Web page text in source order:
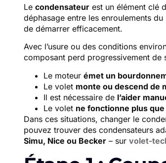
Le condensateur est un élément clé
déphasage entre les enroulements
de démarrer efficacement.
Avec l’usure ou des conditions
composant perd progressivement de
Le moteur émet un
Le volet monte ou descend de
Il est nécessaire de l’aider
Le volet ne fonctionne plus
Dans ces situations, changer le
pouvez trouver des condensateurs
Simu, Nice ou Becker – sur volet-